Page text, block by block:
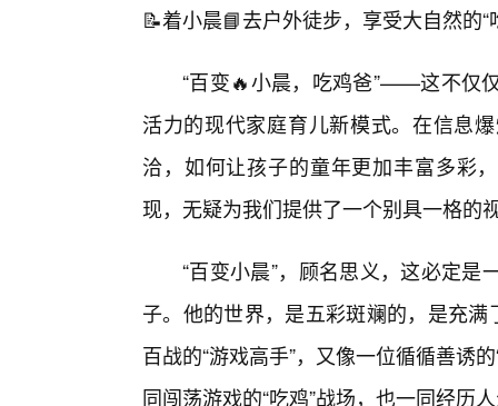
📝着小晨📘去户外徒步，享受大自然的
“百变🔥小晨，吃鸡爸”——这不仅
活力的现代家庭育儿新模式。在信息
洽，如何让孩子的童年更加丰富多彩
现，无疑为我们提供了一个别具一格的
“百变小晨”，顾名思义，这必定
子。他的世界，是五彩斑斓的，是充
百战的“游戏高手”，又像一位循循善诱
同闯荡游戏的“吃鸡”战场，也一同经历